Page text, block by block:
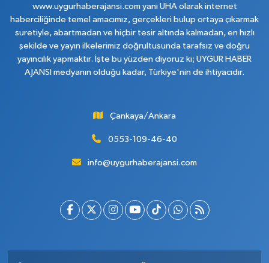
www.uygurhaberajansi.com yani UHA olarak internet
haberciliğinde temel amacımız, gerçekleri bulup ortaya çıkarmak
suretiyle, abartmadan ve hiçbir tesir altında kalmadan, en hızlı
şekilde ve yayın ilkelerimiz doğrultusunda tarafsız ve doğru
yayıncılık yapmaktır. İşte bu yüzden diyoruz ki; UYGUR HABER
AJANSI medyanın olduğu kadar, Türkiye'nin de ihtiyacıdır.
Çankaya/Ankara
0553-109-46-40
info@uygurhaberajansi.com